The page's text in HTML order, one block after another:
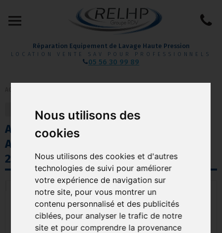
Nous utilisons des
cookies
Nous utilisons des cookies et d'autres
technologies de suivi pour améliorer
votre expérience de navigation sur
notre site, pour vous montrer un
contenu personnalisé et des publicités
ciblées, pour analyser le trafic de notre
site et pour comprendre la provenance
Réparation Equipement de Lavage Haute Pression
LOCATION VENTE SAV POUR PROFESSIONNELS
05 56 30 99 89
retour précédent suivant
ASPIRATEUR INDUSTRIEL ZONE
ATEX 22 TS180 EXISTE EN VERSION
230 OU 400VOLT MASTERVAC